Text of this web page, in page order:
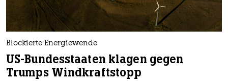
Blockierte Energiewende
US-Bundesstaaten klagen gegen
Trumps Windkraftstopp